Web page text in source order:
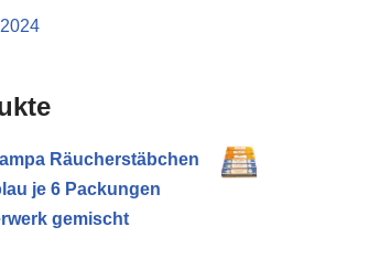
Räucherstäbchen
je 6 Packungen
gemischt